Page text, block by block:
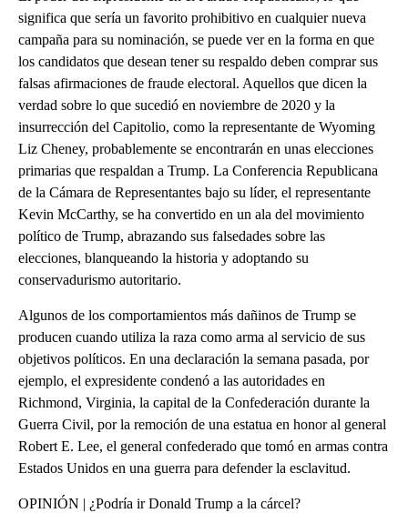
significa que sería un favorito prohibitivo en cualquier nueva
campaña para su nominación, se puede ver en la forma en que
los candidatos que desean tener su respaldo deben comprar sus
falsas afirmaciones de fraude electoral. Aquellos que dicen la
verdad sobre lo que sucedió en noviembre de 2020 y la
insurrección del Capitolio, como la representante de Wyoming
Liz Cheney, probablemente se encontrarán en unas elecciones
primarias que respaldan a Trump. La Conferencia Republicana
de la Cámara de Representantes bajo su líder, el representante
Kevin McCarthy, se ha convertido en un ala del movimiento
político de Trump, abrazando sus falsedades sobre las
elecciones, blanqueando la historia y adoptando su
conservadurismo autoritario.
Algunos de los comportamientos más dañinos de Trump se
producen cuando utiliza la raza como arma al servicio de sus
objetivos políticos. En una declaración la semana pasada, por
ejemplo, el expresidente condenó a las autoridades en
Richmond, Virginia, la capital de la Confederación durante la
Guerra Civil, por la remoción de una estatua en honor al general
Robert E. Lee, el general confederado que tomó en armas contra
Estados Unidos en una guerra para defender la esclavitud.
OPINIÓN | ¿Podría ir Donald Trump a la cárcel?